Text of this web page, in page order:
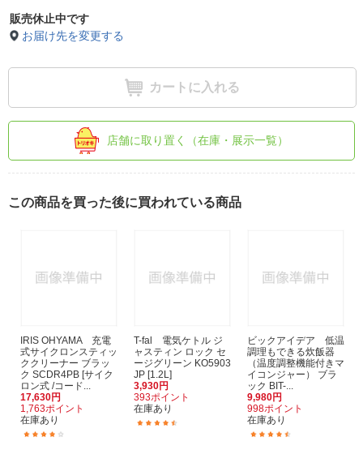
販売休止中です
お届け先を変更する
カートに入れる
店舗に取り置く（在庫・展示一覧）
この商品を買った後に買われている商品
IRIS OHYAMA 充電
式サイクロンスティッ
ククリーナー ブラッ
ク SCDR4PB [サイク
ロン式 /コード...
17,630円
1,763ポイント
在庫あり
T-fal 電気ケトル ジ
ャスティン ロック セ
ージグリーン KO5903
JP [1.2L]
3,930円
393ポイント
在庫あり
ビックアイデア 低温
調理もできる炊飯器
（温度調整機能付きマ
イコンジャー） ブラ
ック BIT-...
9,980円
998ポイント
在庫あり